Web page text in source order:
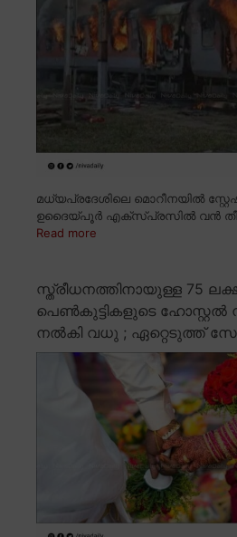
മധ്യപ്രദേശിലെ മൊറീനയിൽ
ഉദൈയ്പൂർ എക്സ്പ്രസിൽ വൻ
Read more
സ്ത്രീധനത്തിനായുള്ള 75
പെൺകുട്ടികളുടെ ഹോസ്റ്റൽ
നൽകി വധു ; ഏറ്റെടുത്ത്